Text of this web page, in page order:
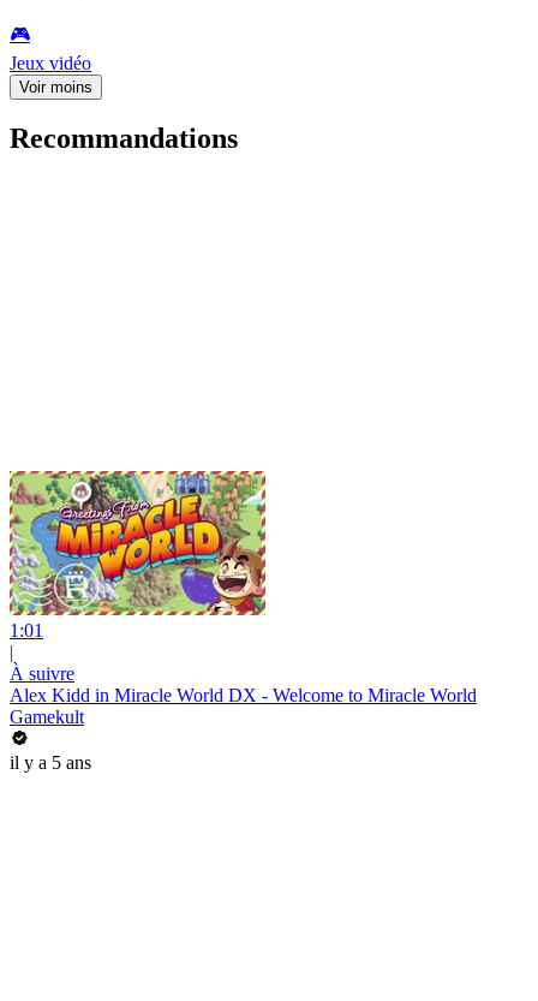
🎮️
Jeux vidéo
Voir moins
Recommandations
1:01
|
À suivre
Alex Kidd in Miracle World DX - Welcome to Miracle World
Gamekult
il y a 5 ans